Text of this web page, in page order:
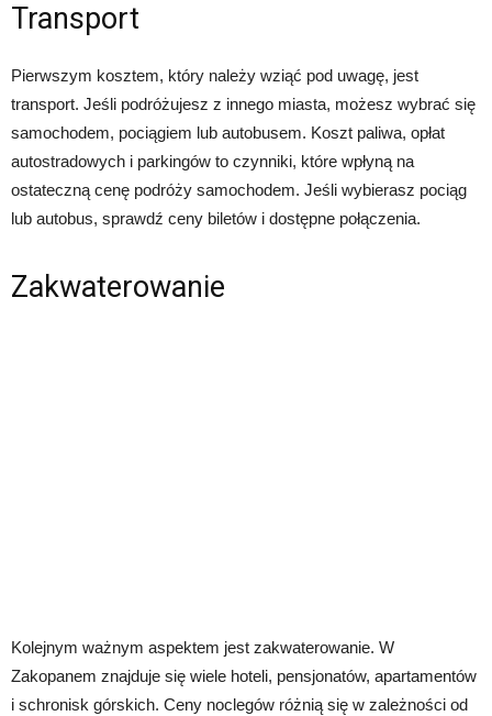
Transport
Pierwszym kosztem, który należy wziąć pod uwagę, jest
transport. Jeśli podróżujesz z innego miasta, możesz wybrać się
samochodem, pociągiem lub autobusem. Koszt paliwa, opłat
autostradowych i parkingów to czynniki, które wpłyną na
ostateczną cenę podróży samochodem. Jeśli wybierasz pociąg
lub autobus, sprawdź ceny biletów i dostępne połączenia.
Zakwaterowanie
Kolejnym ważnym aspektem jest zakwaterowanie. W
Zakopanem znajduje się wiele hoteli, pensjonatów, apartamentów
i schronisk górskich. Ceny noclegów różnią się w zależności od